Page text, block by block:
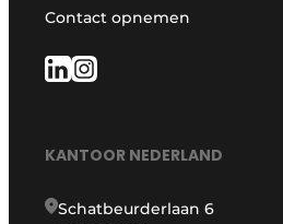
Contact opnemen
KANTOOR NEDERLAND
Schatbeurderlaan 6